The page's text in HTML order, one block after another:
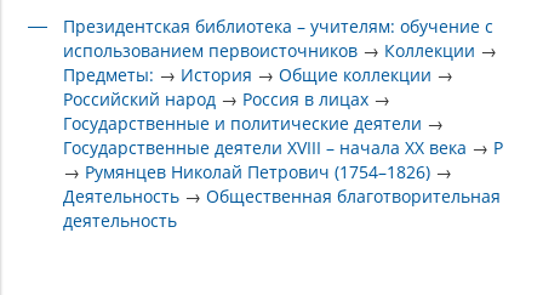
Президентская библиотека – учителям: обучение с
использованием первоисточников → Коллекции →
Предметы: → История →Общие коллекции →
Российский народ → Россия в лицах →
Государственные и политические деятели →
Государственные деятели XVIII – начала XX века → Р
→ Румянцев Николай Петрович (1754–1826) →
Деятельность →Общественная благотворительная
деятельность